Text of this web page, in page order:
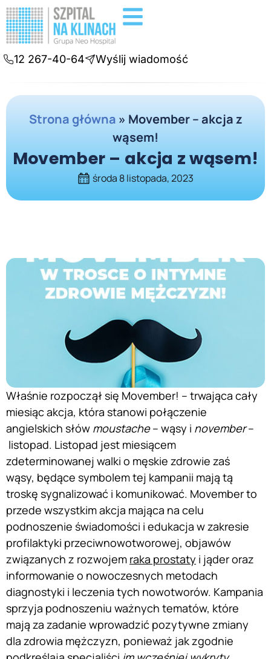
12 267-40-64 Wyślij wiadomość
Strona główna » Movember – akcja z
wąsem!
Movember – akcja z wąsem!
środa 8 listopada, 2023
Właśnie rozpoczął się Movember! – trwająca cały
miesiąc akcja, która stanowi połączenie
angielskich słów moustache– wąsy i november–
listopad. Listopad jest miesiącem
zdeterminowanej walki o męskie zdrowie zaś
wąsy, będące symbolem tej kampanii mają tą
troskę sygnalizować i komunikować. Movember to
przede wszystkim akcja mająca na celu
podnoszenie świadomości i edukacja w zakresie
profilaktyki przeciwnowotworowej, objawów
związanych z rozwojem raka prostaty i jąder oraz
informowanie o nowoczesnych metodach
diagnostyki i leczenia tych nowotworów. Kampania
sprzyja podnoszeniu ważnych tematów, które
mają za zadanie wprowadzić pozytywne zmiany
dla zdrowia mężczyzn, ponieważ jak zgodnie